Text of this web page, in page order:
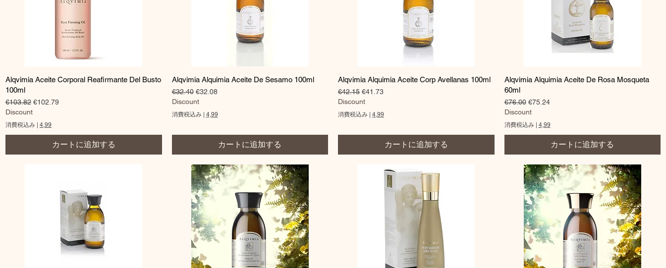
クイックビュー
Alqvimia Aceite Corporal Reafirmante Del Busto
100ml
通常価格
€103.82 セール価格
€102.79
Discount
消費税込み | 4,99
カートに追加する
クイックビュー
Alqvimia Alquimia Aceite De Sesamo 100ml
通常価格
€32.40 セール価格
€32.08
Discount
消費税込み| 4,99
カートに追加する
クイックビュー
Alqvimia Alquimia Aceite Corp Avellanas 100ml
通常価格
€42.15 セール価格
€41.73
Discount
消費税込み | 4,99
カートに追加する
クイックビュー
Alqvimia Alquimia Aceite De Rosa Mosqueta
60ml
通常価格
€76.00 セール価格
€75.24
Discount
消費税込み| 4,99
カートに追加する